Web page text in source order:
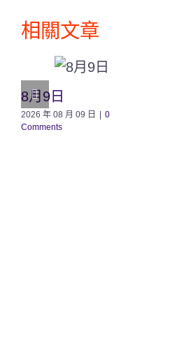
相關文章
8月9日
2026 年 08 月 09 日
0
Comments